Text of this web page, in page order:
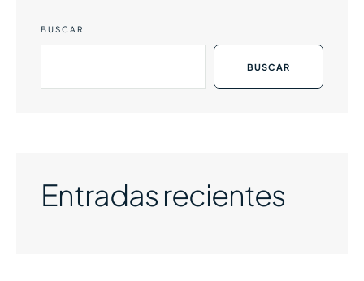
BUSCAR
BUSCAR
Entradas recientes